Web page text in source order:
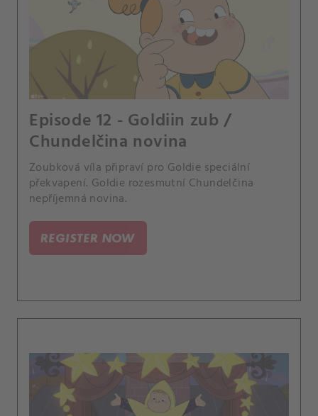
Episode 12 - Goldiin zub /
Chundelčina novina
Zoubková víla připraví pro Goldie speciální
překvapení. Goldie rozesmutní Chundelčina
nepříjemná novina.
REGISTER NOW